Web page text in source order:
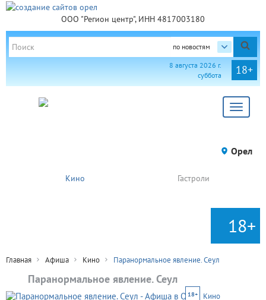
ООО "Регион центр", ИНН 4817003180
по новостям
18+
8 августа 2026 г.
суббота
Toggle
Орел
Кино Гастроли
18+
Главная Афиша Кино Паранормальное явление. Сеул
Паранормальное явление. Сеул
18+
Кино